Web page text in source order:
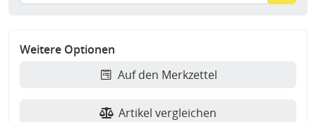
Weitere Optionen
Auf den Merkzettel
Artikel vergleichen